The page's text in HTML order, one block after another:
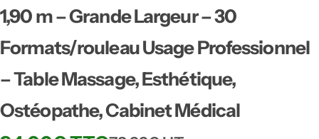
1,90 m – Grande Largeur – 30
Formats/rouleau Usage Professionnel
– Table Massage, Esthétique,
Ostéopathe, Cabinet Médical